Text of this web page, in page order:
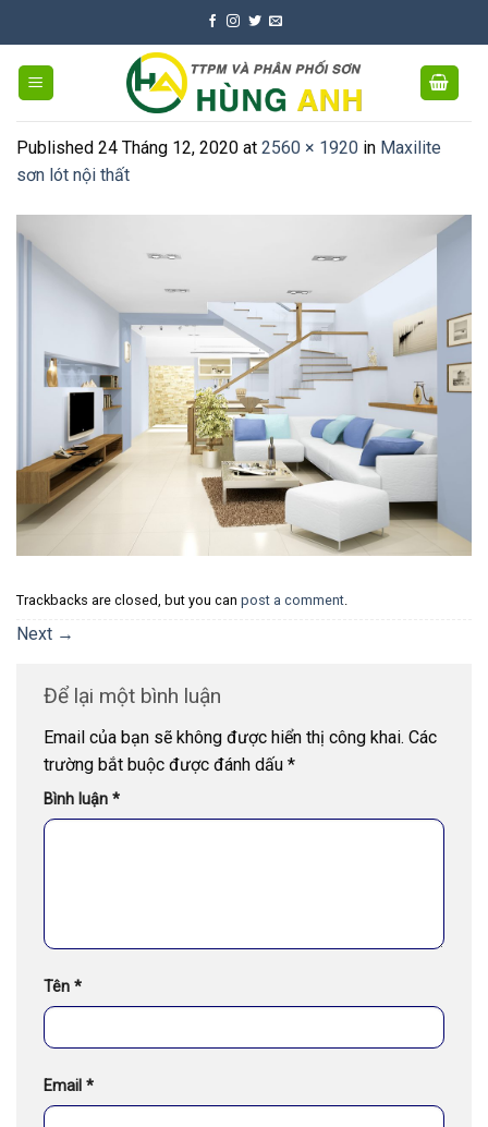
to
content
Published 24 Tháng 12, 2020 at 2560 × 1920 in Maxilite
sơn lót nội thất
Trackbacks are closed, but you can post a comment
Next →
Để lại một bình luận
Email của bạn sẽ không được hiển thị công khai. Các
trường bắt buộc được đánh dấu *
Bình luận *
Tên *
Email *